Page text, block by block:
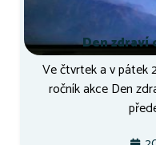
Den zdraví
Ve čtvrtek a v pátek
ročník akce Den